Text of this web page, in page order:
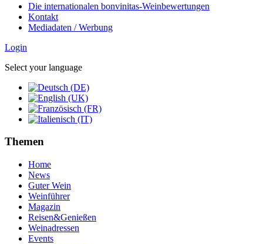
Die internationalen bonvinitas-Weinbewertungen
Kontakt
Mediadaten / Werbung
Login
Select your language
Themen
Home
News
Guter Wein
Weinführer
Magazin
Reisen&Genießen
Weinadressen
Events